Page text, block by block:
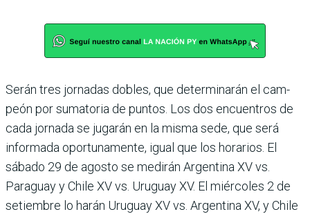
Serán tres jornadas dobles, que determinarán el cam­
peón por sumatoria de pun­tos. Los dos encuentros de
cada jornada se jugarán en la misma sede, que será
infor­mada oportunamente, igual que los horarios. El
sábado 29 de agosto se medirán Argen­tina XV vs.
Paraguay y Chile XV vs. Uruguay XV. El miér­coles 2 de
setiembre lo harán Uruguay XV vs. Argentina XV, y Chile